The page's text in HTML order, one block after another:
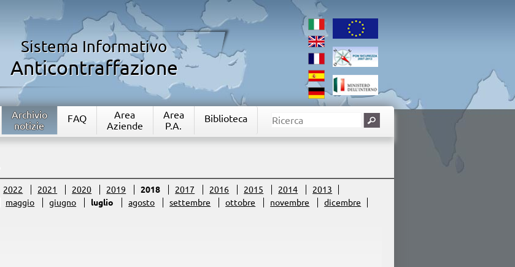
Sistema Informativo
Anticontraffazione
Archivio
notizie
FAQ
Area
Aziende
Area
P.A.
Biblioteca
2022 2021 2020 2019 2018 2017 2016 2015 2014
2013
maggio giugno luglio agosto settembre ottobre novembre dicembre